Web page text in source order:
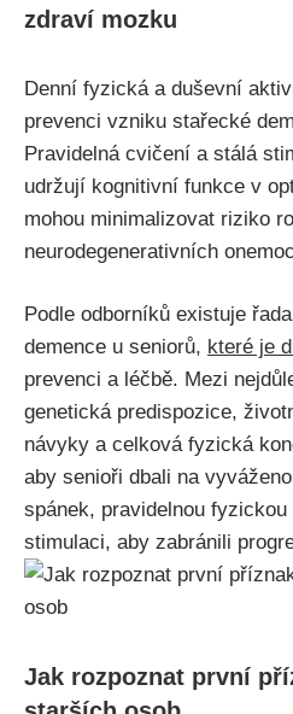
zdraví mozku
Denní fyzická a duševní
prevenci vzniku stařecké
Pravidelná cvičení a stálá
udržují kognitivní funkce v
mohou minimalizovat riziko
neurodegenerativních
Podle odborníků existuje
demence u seniorů, které je
prevenci a léčbě. Mezi
genetická predispozice,
návyky a celková fyzická
aby senioři dbali na
spánek, pravidelnou
stimulaci, aby zabránili
Jak rozpoznat první